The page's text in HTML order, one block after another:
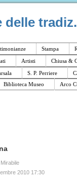
delle
Stampa
Artisti
Chiusa &
S. P. Perriere
Biblioteca Museo Arco
2010 17:30